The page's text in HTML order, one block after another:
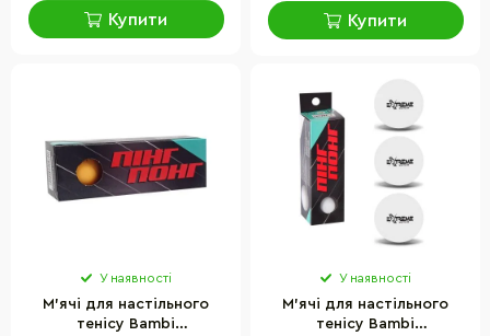
Купити Купити
У наявності
М'ячі для настільного
тенісу Bambi
У наявності
М'ячі для настільного
тенісу Bambi